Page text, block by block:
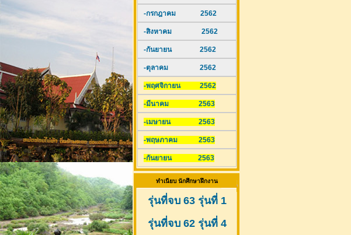
-กรกฎาคม 2562
-สิงหาคม 2562
-กันยายน 2562
-ตุลาคม 2562
-พฤศจิกายน 2562
-มีนาคม 2563
-เมษายน 2563
-พฤษภาคม 2563
-กันยายน 2563
ทำเนียบ นักศึกษาฝึกงาน
รุ่นที่จบ 63 รุ่นที่ 1
รุ่นที่จบ 62 รุ่นที่ 4